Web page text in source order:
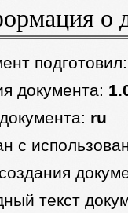
о
документа:
ru
с
текст